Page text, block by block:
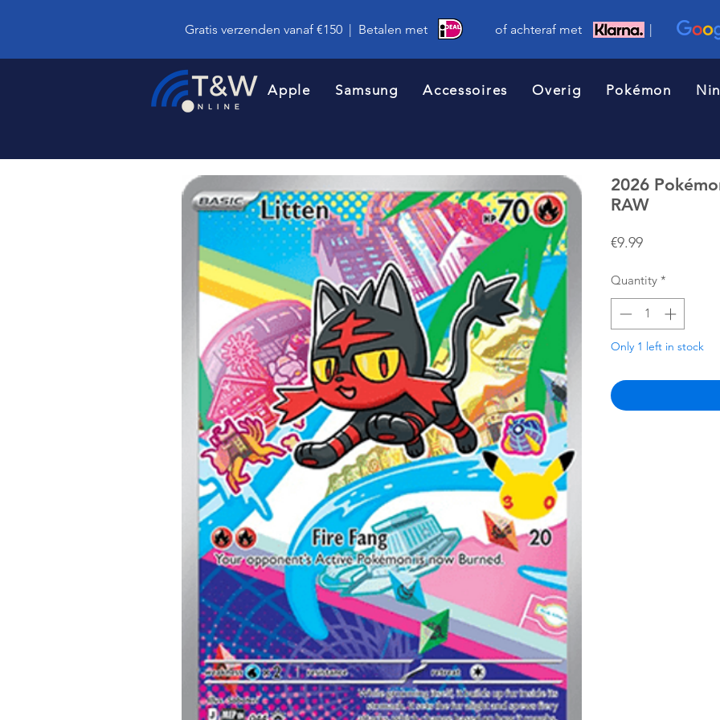
Gratis verzenden vanaf €150 | Betalen met of achteraf met |
Apple Samsung Accessoires Overig Pokémon
2026
RAW
€9.99Price
Quantity *
Only 1 left in stock